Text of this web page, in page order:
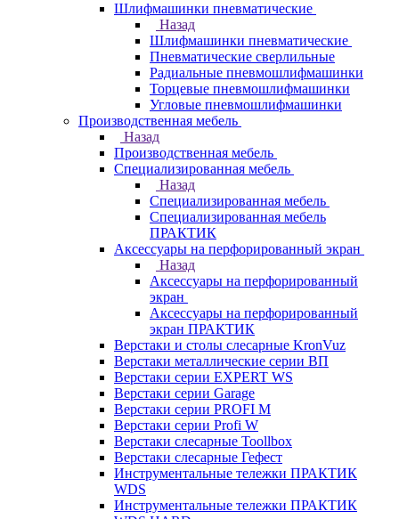
Шлифмашинки пневматические
Назад
Шлифмашинки пневматические
Пневматические сверлильные
Радиальные пневмошлифмашинки
Торцевые пневмошлифмашинки
Угловые пневмошлифмашинки
Производственная мебель
Назад
Производственная мебель
Cпециализированная мебель
Назад
Cпециализированная мебель
Специализированная мебель
ПРАКТИК
Аксессуары на перфорированный экран
Назад
Аксессуары на перфорированный
экран
Аксессуары на перфорированный
экран ПРАКТИК
Верстаки и столы слесарные KronVuz
Верстаки металлические серии ВП
Верстаки серии EXPERT WS
Верстаки серии Garage
Верстаки серии PROFI M
Верстаки серии Profi W
Верстаки слесарные Toollbox
Верстаки слесарные Гефест
Инструментальные тележки ПРАКТИК
WDS
Инструментальные тележки ПРАКТИК